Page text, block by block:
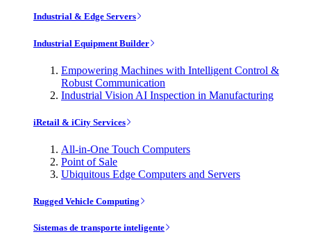
Industrial & Edge Servers
Industrial Equipment Builder
Empowering Machines with Intelligent Control &
Robust Communication
Industrial Vision AI Inspection in Manufacturing
iRetail & iCity Services
All-in-One Touch Computers
Point of Sale
Ubiquitous Edge Computers and Servers
Rugged Vehicle Computing
Sistemas de transporte inteligente